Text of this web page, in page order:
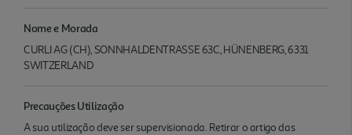
Nome e Morada
CURLI AG (CH), SONNHALDENTRASSE 63C, HÜNENBERG, 6331
SWITZERLAND
Precauções Utilização
A sua utilização deve ser supervisionada. Retirar o artigo das